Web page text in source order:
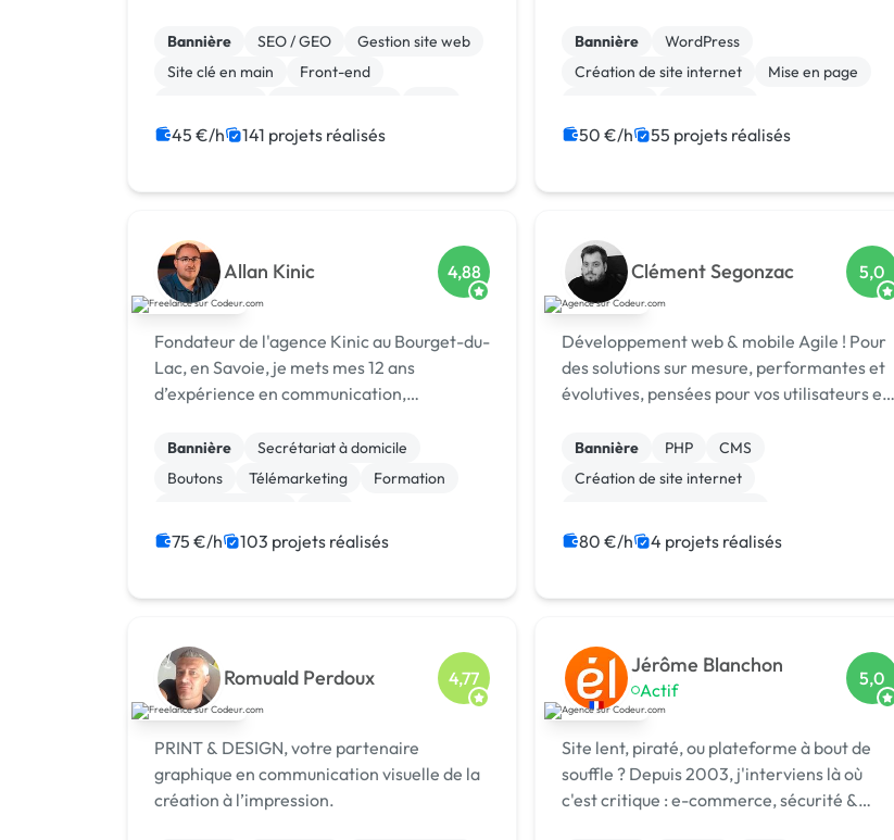
Bannière SEO / GEO
Gestion site web
Site clé en main
Front-end
Landing page
Migration ou refonte de site
45 €/h 141 projets réalisés
interfaces attrayantes et fonctionnelles qui
captivent les utilisateurs. Je vou...
Bannière
WordPress
Création de site internet
Mise en page
Charte graphique
Emailing
50 €/h 55 projets réalisés
Allan Kinic 4,88
Fondateur de l'agence Kinic au Bourget-du-
Lac, en Savoie, je mets mes 12 ans
d’expérience en communication,
service des entreprises. Investi également
dans le secteur du sport, je conçois des
Bannière
Secrétariat à domicile
Boutons
Télémarketing
Formation
Campagne display avec bannières
Création ou conversion ebook
75 €/h 103 projets réalisés
Clément Segonzac 5,0
Développement web & mobile Agile ! Pour
des solutions sur mesure, performantes et
évolutives, pensées pour vos utilisateurs et
Bannière PHP
CMS
Création de site internet
Experience utilisateur
Gestion site web
Migration ou refonte de site
80 €/h 4 projets réalisés
Romuald Perdoux 4,77
PRINT & DESIGN, votre partenaire
graphique en communication visuelle de la
création à l’impression.
Jérôme Blanchon
Actif
5,0
Site lent, piraté, ou plateforme à bout de
souffle ? Depuis 2003, j'interviens là où
c'est critique : e-commerce, sécurité &